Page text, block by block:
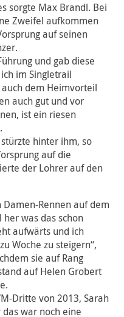
sorgte Max Brandl. Bei
Zweifel aufkommen
auf seinen
und gab diese
im Singletrail
dem Heimvorteil
auch gut und vor
ist ein riesen
hinter ihm, so
auf die
der Lohrer auf den
Rennen auf dem
her was das schon
aufwärts und ich
Woche zu steigern“,
sie auf Rang
auf Helen Grobert
Dritte von 2013, Sarah
war noch eine